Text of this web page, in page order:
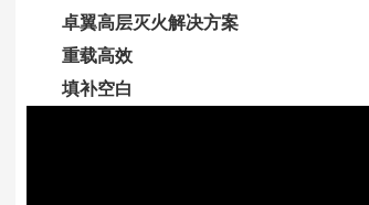
卓翼高层灭火解决方案
重载高效
填补空白